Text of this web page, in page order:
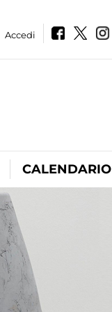
Accedi
CALENDARIO